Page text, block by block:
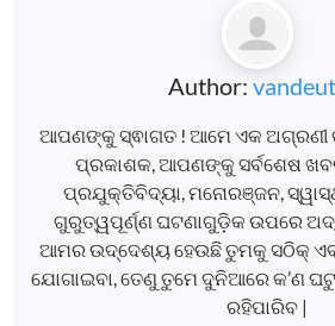
Author:
ଆପଣଙ୍କୁ ସ୍ଵାଗତ ! ଆମେ ଏକ ଅଗ୍ରଣୀ
ପ୍ରକାଶକ, ଆପଣଙ୍କୁ ସର୍ବଶେଷ ଖବର,
ପ୍ରଯୁକ୍ତିବିଦ୍ୟା, ମନୋରଞ୍ଜନ,
ଗୁରୁତ୍ୱପୂର୍ଣ୍ଣ ଘଟଣାଗୁଡ଼ିକ ଉପରେ
ଆମର ଉଦ୍ଦେଶ୍ୟ ହେଉଛି ତୁମକୁ ସଠିକ୍
ଯୋଗାଇବା, ତେଣୁ ତୁମେ ଦୁନିଆରେ କ’ଣ
ରହିପାରିବ |